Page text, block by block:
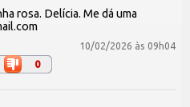
rosa. Delícia. Me dá uma
10/02/2026 às 09h04
0